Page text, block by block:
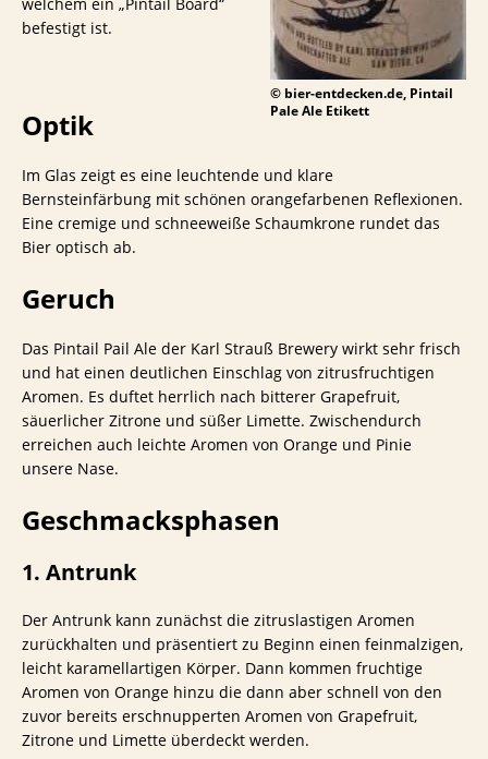
© bier-entdecken.de, Pintail
Pale Ale Etikett
befestigt ist.
Optik
Im Glas zeigt es eine leuchtende und klare
Bernsteinfärbung mit schönen orangefarbenen Reflexionen.
Eine cremige und schneeweiße Schaumkrone rundet das
Bier optisch ab.
Geruch
Das Pintail Pail Ale der Karl Strauß Brewery wirkt sehr frisch
und hat einen deutlichen Einschlag von zitrusfruchtigen
Aromen. Es duftet herrlich nach bitterer Grapefruit,
säuerlicher Zitrone und süßer Limette. Zwischendurch
erreichen auch leichte Aromen von Orange und Pinie
unsere Nase.
Geschmacksphasen
1. Antrunk
Der Antrunk kann zunächst die zitruslastigen Aromen
zurückhalten und präsentiert zu Beginn einen feinmalzigen,
leicht karamellartigen Körper. Dann kommen fruchtige
Aromen von Orange hinzu die dann aber schnell von den
zuvor bereits erschnupperten Aromen von Grapefruit,
Zitrone und Limette überdeckt werden.